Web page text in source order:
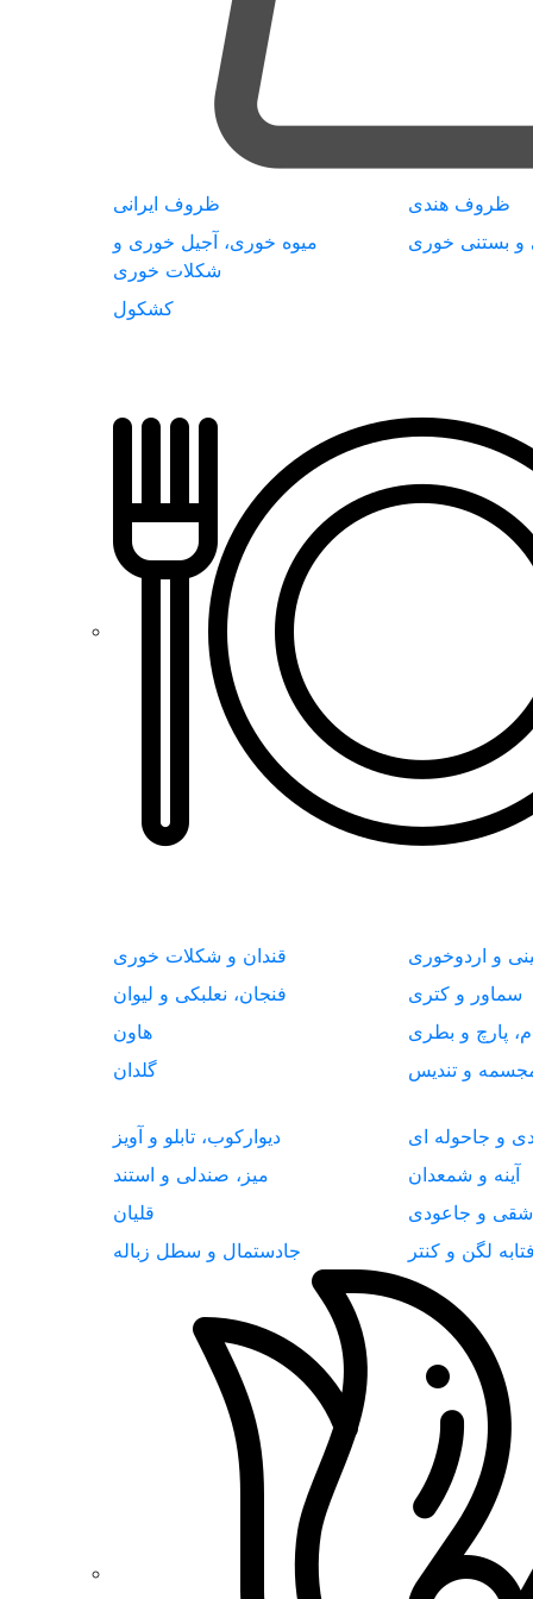
ظروف ایرانی ظروف هندی
میوه خوری، آجیل خوری و
شکلات خوری
و بستنی خوری
کشکول
قندان و شکلات خوری و اردوخوری
فنجان، نعلبکی و لیوان
سماور و کتری
هاون
پارچ و بطری
گلدان
و تندیس
دیوارکوب، تابلو و آویز
و جاحوله ای
میز، صندلی و استند
آینه و شمعدان
قلیان
و جاعودی
جادستمال و سطل زباله
لگن و کنتر